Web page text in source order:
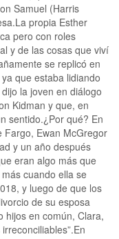
Samuel (Harris
propia Esther
pero con roles
y de las cosas que viví
se replicó en
que estaba lidiando
la joven en diálogo
Kidman y que, en
sentido.¿Por qué? En
Fargo, Ewan McGregor
y un año después
eran algo más que
cuando ella se
y luego de que los
de su esposa
hijos en común, Clara,